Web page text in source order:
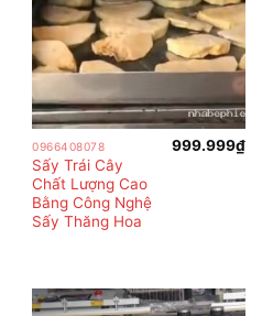
0966408078
Sấy Trái Cây
Chất Lượng Cao
Bằng Công Nghệ
Sấy Thăng Hoa
999.999₫